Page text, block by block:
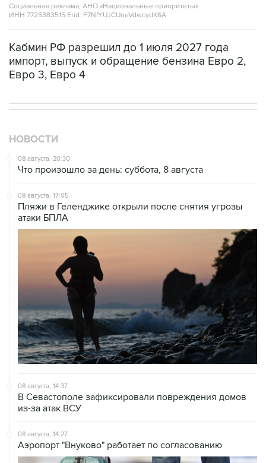
Социальная реклама, АНО «Национальные приоритеты».
ИНН 7725383515 Erid: F7NfYUJCUneVdwcydK6A
Кабмин РФ разрешил до 1 июля 2027 года
импорт, выпуск и обращение бензина Евро 2,
Евро 3, Евро 4
НОВОСТИ
08 августа, 20:30
Что произошло за день: суббота, 8 августа
08 августа, 17:05
Пляжи в Геленджике открыли после снятия угрозы
атаки БПЛА
08 августа, 14:37
В Севастополе зафиксировали повреждения домов
из-за атак ВСУ
08 августа, 14:27
Аэропорт "Внуково" работает по согласованию